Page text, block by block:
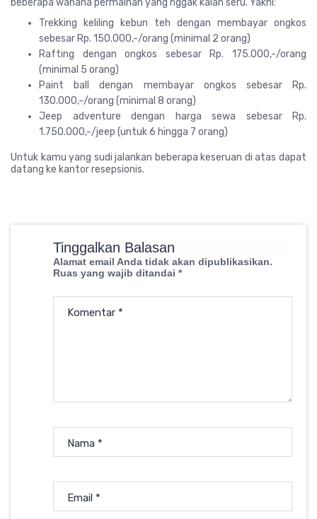
beberapa wahana permainan yang nggak kalah seru. Yakni:
Trekking keliling kebun teh dengan membayar ongkos
sebesar Rp. 150.000,-/orang (minimal 2 orang)
Rafting dengan ongkos sebesar Rp. 175.000,-/orang
(minimal 5 orang)
Paint ball dengan membayar ongkos sebesar Rp.
130.000,-/orang (minimal 8 orang)
Jeep adventure dengan harga sewa sebesar Rp.
1.750.000,-/jeep (untuk 6 hingga 7 orang)
Untuk kamu yang sudi jalankan beberapa keseruan di atas dapat
datang ke kantor resepsionis.
Tinggalkan Balasan
Alamat email Anda tidak akan dipublikasikan.
Ruas yang wajib ditandai *
Komentar *
Nama *
Email *